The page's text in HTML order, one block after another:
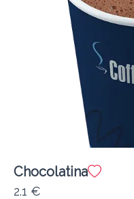
Εγγραφή
Delivery
Chocolatina
2.1 €